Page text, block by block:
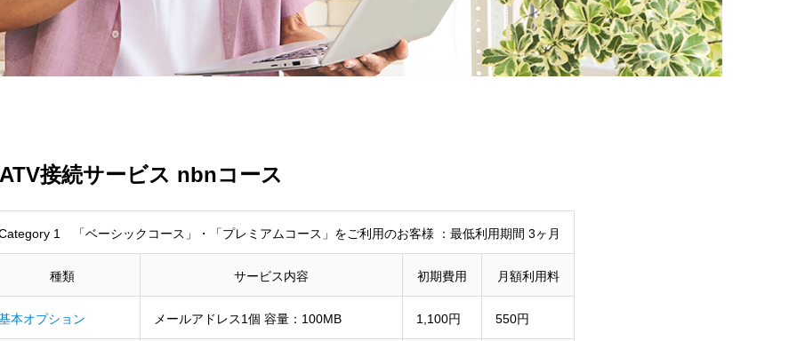
接続サービス nbnコース
1 「ベーシックコース」・「プレミアムコース」をご利用のお客様 ：最低利用期間 3ヶ月
種類 サービス内容 初期費用 月額利用料
本オプション メールアドレス1個 容量：100MB 1,100円 550円